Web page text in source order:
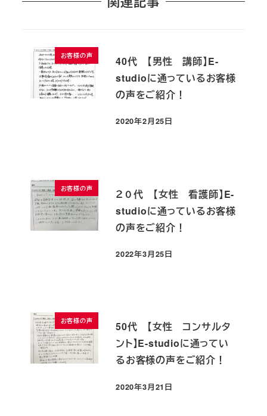
お客様の声
40代 【男性 講師】E-
studioに通っているお客様
の声をご紹介！
投稿日
2020年2月25日
お客様の声
２０代 【女性 看護師】E-
studioに通っているお客様
の声をご紹介！
投稿日
2022年3月25日
お客様の声
50代 【女性 コンサルタ
ント】E-studioに通ってい
るお客様の声をご紹介！
投稿日
2020年3月21日